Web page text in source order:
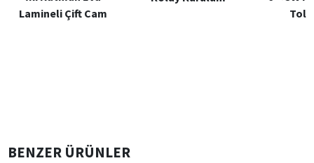
Lamineli Çift Cam
BENZER ÜRÜNLER